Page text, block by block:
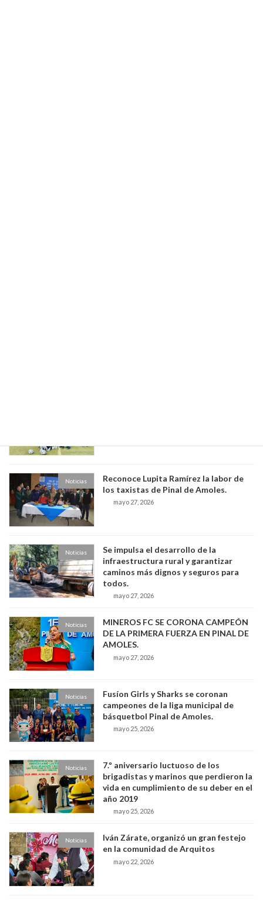
Noticias
Reconoce Lupita Ramírez la labor de
los taxistas de Pinal de Amoles.
mayo 27, 2026
Noticias
Se impulsa el desarrollo de la
infraestructura rural y garantizar
caminos más dignos y seguros para
todos.
mayo 27, 2026
Noticias
MINEROS FC SE CORONA CAMPEÓN
DE LA PRIMERA FUERZA EN PINAL DE
AMOLES.
mayo 27, 2026
Noticias
Fusíon Girls y Sharks se coronan
campeones de la liga municipal de
básquetbol Pinal de Amoles.
mayo 25, 2026
Noticias
7.º aniversario luctuoso de los
brigadistas y marinos que perdieron la
vida en cumplimiento de su deber en el
año 2019
mayo 25, 2026
Noticias
Iván Zárate, organizó un gran festejo
en la comunidad de Arquitos
mayo 22, 2026